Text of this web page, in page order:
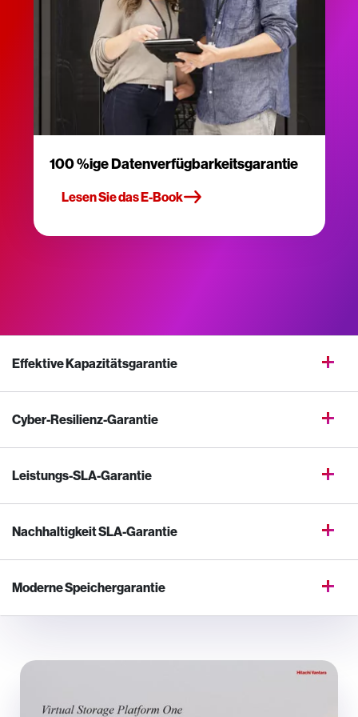
100 %ige Datenverfügbarkeitsgarantie
Lesen Sie das E-Book
Effektive Kapazitätsgarantie
Cyber-Resilienz-Garantie
Leistungs-SLA-Garantie
Nachhaltigkeit SLA-Garantie
Moderne Speichergarantie